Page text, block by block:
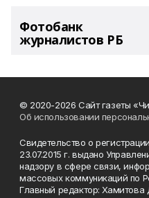
Фотобанк
журналистов РБ
© 2020-2026 Сайт газеты
Об использовании
Свидетельство о
23.07.2015 г. выдано
надзору в сфере связи,
массовых коммуникаций по
Главный редактор: